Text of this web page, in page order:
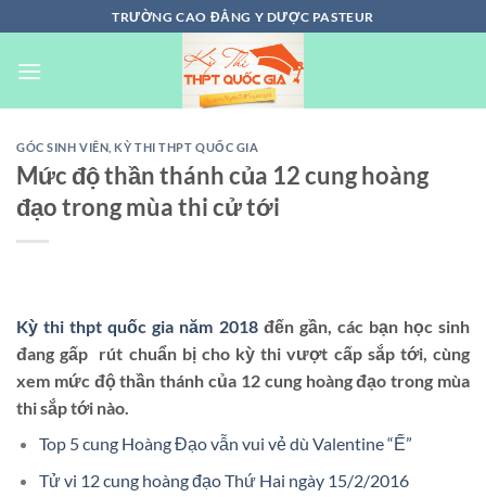
đến
nội
TRƯỜNG CAO ĐẲNG Y DƯỢC PASTEUR
GÓC SINH VIÊN KỲ THI THPT QUỐC GIA
Mức độ thần thánh của 12 cung hoàng
đạo trong mùa thi cử tới
Kỳ thi thpt quốc gia năm 2018đến gần, các bạn học sinh
đang gấp rút chuẩn bị cho kỳ thi vượt cấp sắp tới, cùng
xem mức độ thần thánh của 12 cung hoàng đạo trong mùa
thi sắp tới nào.
Top 5 cung Hoàng Đạo vẫn vui vẻ dù Valentine “Ế”
Tử vi 12 cung hoàng đạo Thứ Hai ngày 15/2/2016